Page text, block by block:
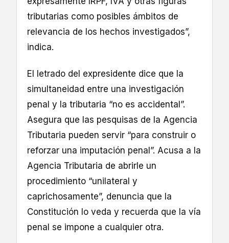
tributarias como posibles ámbitos de
relevancia de los hechos investigados”,
indica.
El letrado del expresidente dice que la
simultaneidad entre una investigación
penal y la tributaria “no es accidental”.
Asegura que las pesquisas de la Agencia
Tributaria pueden servir “para construir o
reforzar una imputación penal”. Acusa a la
Agencia Tributaria de abrirle un
procedimiento “unilateral y
caprichosamente”, denuncia que la
Constitución lo veda y recuerda que la vía
penal se impone a cualquier otra.